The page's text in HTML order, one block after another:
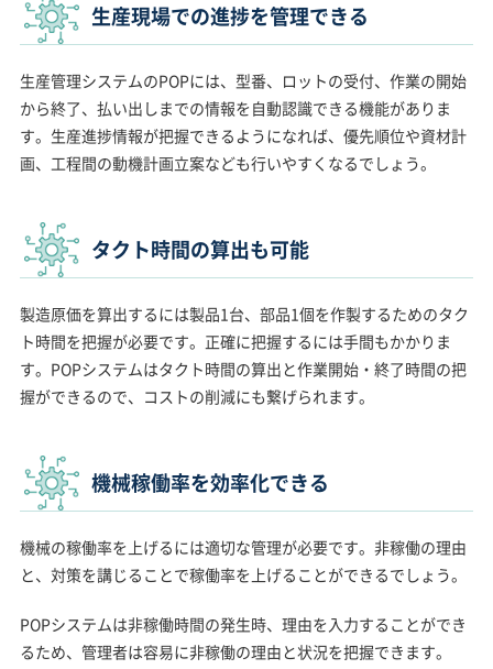
生産現場での進捗を管理できる
生産管理システムのPOPには、型番、ロットの受付、作業の開始
から終了、払い出しまでの情報を自動認識できる機能がありま
す。生産進捗情報が把握できるようになれば、優先順位や資材計
画、工程間の動機計画立案なども行いやすくなるでしょう。
タクト時間の算出も可能
製造原価を算出するには製品1台、部品1個を作製するためのタク
ト時間を把握が必要です。正確に把握するには手間もかかりま
す。POPシステムはタクト時間の算出と作業開始・終了時間の把
握ができるので、コストの削減にも繋げられます。
機械稼働率を効率化できる
機械の稼働率を上げるには適切な管理が必要です。非稼働の理由
と、対策を講じることで稼働率を上げることができるでしょう。
POPシステムは非稼働時間の発生時、理由を入力することができ
るため、管理者は容易に非稼働の理由と状況を把握できます。